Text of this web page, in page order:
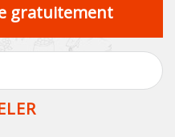
gratuitement